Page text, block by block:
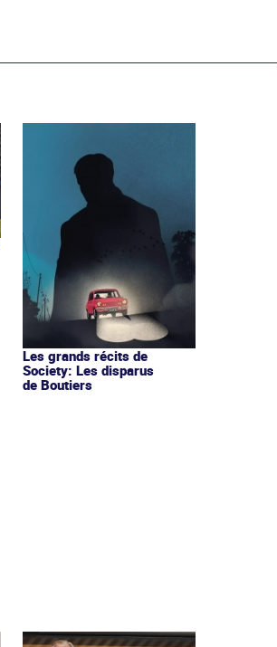
Les grands récits de
Society: Les disparus
de Boutiers